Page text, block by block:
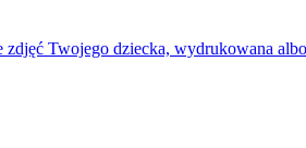
zdjęć Twojego dziecka, wydrukowana